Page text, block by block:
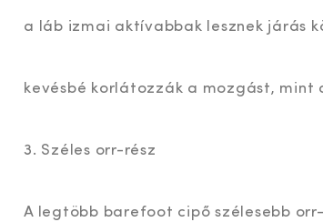
a láb izmai aktívabbak lesznek járás
kevésbé korlátozzák a mozgást, mint
3. Széles orr-rész
A legtöbb barefoot cipő szélesebb